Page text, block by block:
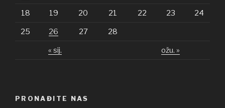
« sij. ožu. »
18 19 20 21 22 23 24
25 26 27 28
PRONAĐITE NAS